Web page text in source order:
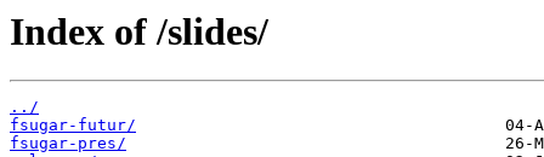
Index of /slides/
../
fsugar-futur/
fsugar-pres/